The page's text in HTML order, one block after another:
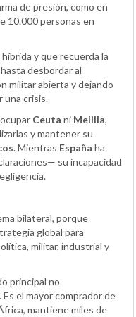
de presión, como en
10.000 personas en
y que recuerda la
desbordar al
militar abierta y dejando
una crisis.
Ceuta ni Melilla,
y mantener su
. Mientras España ha
su incapacidad
bilateral, porque
global para
militar, industrial y
principal no
el mayor comprador de
mantiene miles de